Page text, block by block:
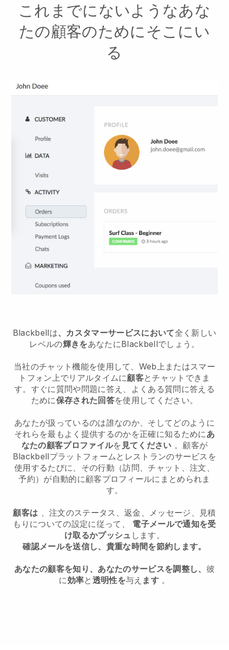
これまでにないようなあな
たの顧客のためにそこにい
る
Blackbellは、カスタマーサービスにおいて全く新しい
レベルの輝きをあなたにBlackbellでしょう。
当社のチャット機能を使用して、Web上またはスマー
トフォン上でリアルタイムに顧客とチャットできま
す。すぐに質問や問題に答え、よくある質問に答える
ために保存された回答を使用してください。
あなたが扱っているのは誰なのか、そしてどのように
それらを最もよく提供するのかを正確に知るためにあ
なたの顧客プロファイルを 見てください 。顧客が
Blackbellプラットフォームとレストランのサービスを
使用するたびに、その行動（訪問、チャット、注文、
予約）が自動的に顧客プロフィールにまとめられま
す。
顧客は 、注文のステータス、返金、メッセージ、見積
もりについての設定に従って、 電子メールで通知を受
け取るかプッシュ します。
確認メールを送信し、貴重な時間を節約します。
あなたの顧客を知り、あなたのサービスを調整し、 彼
に効率と 透明性を与え ます 。